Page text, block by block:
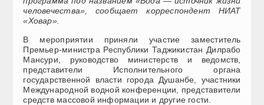
человечества», сообщает корреспондент НИАТ
«Ховар».
В мероприятии приняли участие заместитель
Премьер-министра Республики Таджикистан Дилрабо
Мансури, руководство министерств и ведомств,
представители Исполнительного органа
государственной власти города Душанбе, участники
Международной водной конференции, представители
средств массовой информации и другие гости.